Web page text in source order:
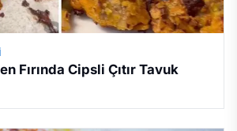
Fırında Cipsli Çıtır Tavuk